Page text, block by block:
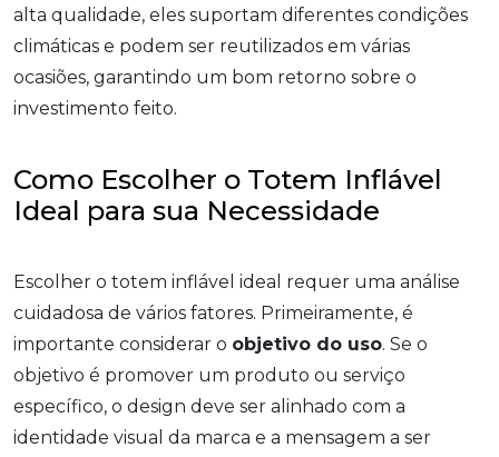
alta qualidade, eles suportam diferentes condições
climáticas e podem ser reutilizados em várias
ocasiões, garantindo um bom retorno sobre o
investimento feito.
Como Escolher o Totem Inflável
Ideal para sua Necessidade
Escolher o totem inflável ideal requer uma análise
cuidadosa de vários fatores. Primeiramente, é
importante considerar o objetivo do uso. Se o
objetivo é promover um produto ou serviço
específico, o design deve ser alinhado com a
identidade visual da marca e a mensagem a ser